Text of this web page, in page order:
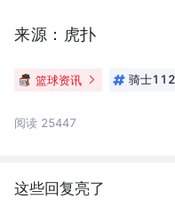
来源：虎扑
篮球资讯 骑士
阅读 25447
这些回复亮了